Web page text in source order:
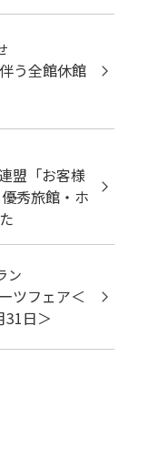
う全館休館
盟「お客様
秀旅館・ホ
ン
ツフェア＜
31日＞